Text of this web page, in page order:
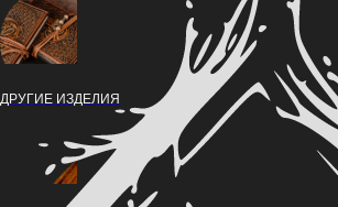
ДРУГИЕ ИЗДЕЛИЯ